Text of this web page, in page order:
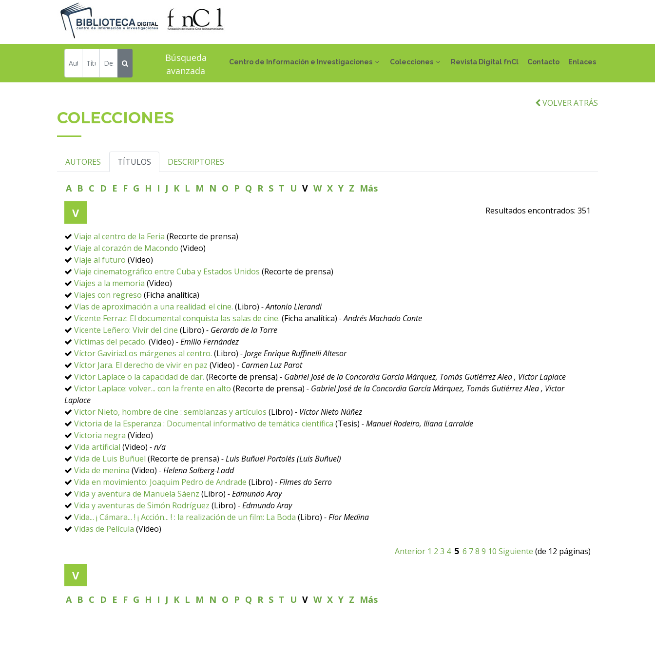
Centro de Información e Investigaciones Colecciones Revista Digital fnCl Contacto Enlaces
Búsqueda
avanzada
VOLVER ATRÁS
COLECCIONES
AUTORES TÍTULOS DESCRIPTORES
A B C D E F G H I J K L M N O P Q R S T U V W X Y Z Más
V Resultados encontrados: 351
Viaje al centro de la Feria (Recorte de prensa)
Viaje al corazón de Macondo (Video)
Viaje al futuro (Video)
Viaje cinematográfico entre Cuba y Estados Unidos (Recorte de prensa)
Viajes a la memoria (Video)
Viajes con regreso (Ficha analítica)
Vías de aproximación a una realidad: el cine. (Libro) - Antonio Llerandi
Vicente Ferraz: El documental conquista las salas de cine. (Ficha analítica) - Andrés Machado Conte
Vicente Leñero: Vivir del cine (Libro) - Gerardo de la Torre
Víctimas del pecado. (Video) - Emilio Fernández
Víctor Gaviria:Los márgenes al centro. (Libro) - Jorge Enrique Ruffinelli Altesor
Víctor Jara. El derecho de vivir en paz (Video) - Carmen Luz Parot
Victor Laplace o la capacidad de dar. (Recorte de prensa) - Gabriel José de la Concordia García Márquez, Tomás Gutiérrez Alea , Victor Laplace
Victor Laplace: volver... con la frente en alto (Recorte de prensa) - Gabriel José de la Concordia García Márquez, Tomás Gutiérrez Alea , Victor
Laplace
Victor Nieto, hombre de cine : semblanzas y artículos (Libro) - Víctor Nieto Núñez
Victoria de la Esperanza : Documental informativo de temática científica (Tesis) - Manuel Rodeiro, Iliana Larralde
Victoria negra (Video)
Vida artificial (Video) - n/a
Vida de Luis Buñuel (Recorte de prensa) - Luis Buñuel Portolés (Luis Buñuel)
Vida de menina (Video) - Helena Solberg-Ladd
Vida en movimiento: Joaquim Pedro de Andrade (Libro) - Filmes do Serro
Vida y aventura de Manuela Sáenz (Libro) - Edmundo Aray
Vida y aventuras de Simón Rodríguez (Libro) - Edmundo Aray
Vida... ¡ Cámara... ! ¡ Acción... ! : la realización de un film: La Boda (Libro) - Flor Medina
Vidas de Película (Video)
Anterior 1 2 3 4 5 6 78 9 10 Siguiente (de 12 páginas)
V
A B C D E F G H I J K L M N O P Q R S T U V W X Y Z Más